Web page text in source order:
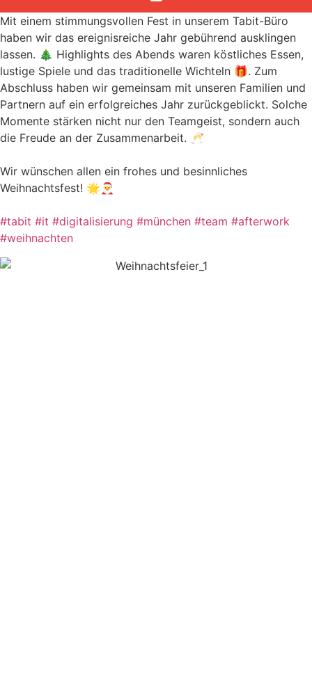
Mit einem stimmungsvollen Fest in unserem Tabit-Büro
haben wir das ereignisreiche Jahr gebührend ausklingen
lassen. 🎄 Highlights des Abends waren köstliches Essen,
lustige Spiele und das traditionelle Wichteln 🎁. Zum
Abschluss haben wir gemeinsam mit unseren Familien und
Partnern auf ein erfolgreiches Jahr zurückgeblickt. Solche
Momente stärken nicht nur den Teamgeist, sondern auch
die Freude an der Zusammenarbeit. 🥂
Wir wünschen allen ein frohes und besinnliches
Weihnachtsfest! 🌟🎅
#tabit #it #digitalisierung #münchen #team #afterwork
#weihnachten